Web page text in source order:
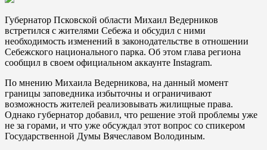
Губернатор Псковской области Михаил Ведерников
встретился с жителями Себежа и обсудил с ними
необходимость изменений в законодательстве в отношении
Себежского национального парка. Об этом глава региона
сообщил в своем официальном аккаунте Instagram.
По мнению Михаила Ведерникова, на данный момент
границы заповедника избыточны и ограничивают
возможность жителей реализовывать жилищные права.
Однако губернатор добавил, что решение этой проблемы уже
не за горами, и что уже обсуждал этот вопрос со спикером
Государственной Думы Вячеславом Володиным.